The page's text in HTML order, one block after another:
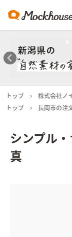
トップ 株式会社ノ
トップ
長岡市の注
シンプル
真